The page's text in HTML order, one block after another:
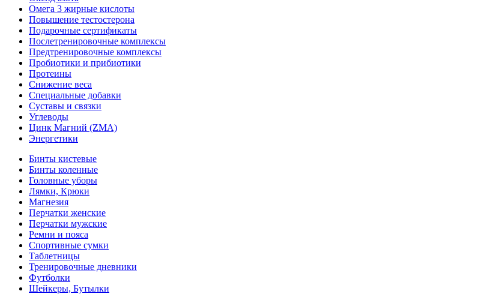
Омега 3 жирные кислоты
Повышение тестостерона
Подарочные сертификаты
Послетренировочные комплексы
Предтренировочные комплексы
Пробиотики и прибиотики
Протеины
Снижение веса
Специальные добавки
Суставы и связки
Углеводы
Цинк Магний (ZMA)
Энергетики
Бинты кистевые
Бинты коленные
Головные уборы
Лямки, Крюки
Магнезия
Перчатки женские
Перчатки мужские
Ремни и пояса
Спортивные сумки
Таблетницы
Тренировочные дневники
Футболки
Шейкеры, Бутылки